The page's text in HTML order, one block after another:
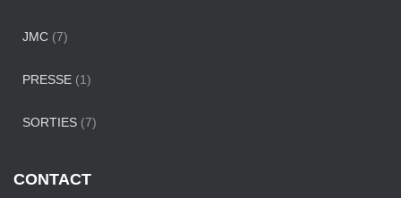
JMC (7)
PRESSE (1)
SORTIES (7)
CONTACT